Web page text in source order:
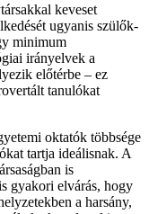
keveset
ugyanis szülők-
minimum
irányelvek a
előtérbe – ez
tanulókat
oktatók többsége
tartja ideálisnak. A
is
gyakori elvárás, hogy
a harsány,